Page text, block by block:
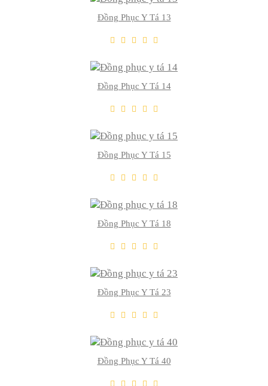
Đồng Phục Y Tá 13
Đồng Phục Y Tá 14
THÊM VÀO GIỎ
Đồng Phục Y Tá 15
THÊM VÀO GIỎ
Đồng Phục Y Tá 18
THÊM VÀO GIỎ
Đồng Phục Y Tá 23
THÊM VÀO GIỎ
Đồng Phục Y Tá 40
THÊM VÀO GIỎ
THÊM VÀO GIỎ